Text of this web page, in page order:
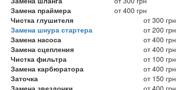
Замена праймера
от 400 грн
Чистка глушителя
от 300 грн
Замена шнура стартера
от 200 грн
Замена насоса
от 400 грн
Замена сцепления
от 400 грн
Чистка фильтра
от 100 грн
Замена карбюратора
от 400 грн
Заточка
от 150 грн